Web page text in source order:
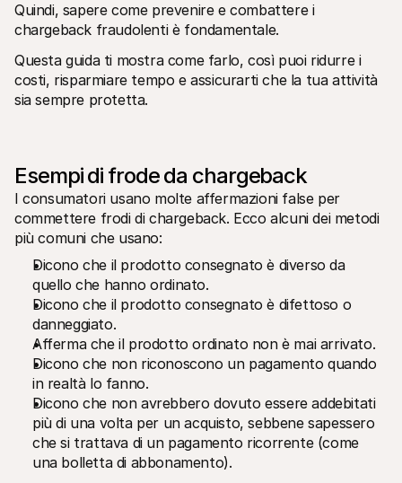
Quindi, sapere come prevenire e combattere i
chargeback fraudolenti è fondamentale.
Questa guida ti mostra come farlo, così puoi ridurre i
costi, risparmiare tempo e assicurarti che la tua attività
sia sempre protetta.
Esempi di frode da chargeback
I consumatori usano molte affermazioni false per
commettere frodi di chargeback. Ecco alcuni dei metodi
più comuni che usano:
Dicono che il prodotto consegnato è diverso da
quello che hanno ordinato.
Dicono che il prodotto consegnato è difettoso o
danneggiato.
Afferma che il prodotto ordinato non è mai arrivato.
Dicono che non riconoscono un pagamento quando
in realtà lo fanno.
Dicono che non avrebbero dovuto essere addebitati
più di una volta per un acquisto, sebbene sapessero
che si trattava di un pagamento ricorrente (come
una bolletta di abbonamento).